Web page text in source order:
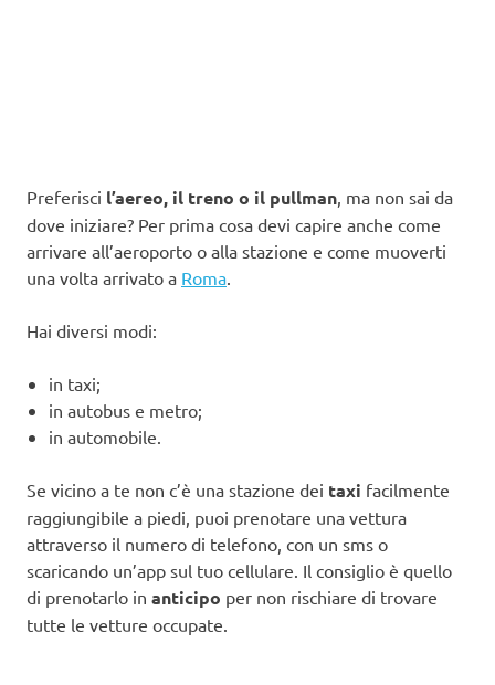
Preferisci l’aereo, il treno o il pullman, ma non sai da
dove iniziare? Per prima cosa devi capire anche come
arrivare all’aeroporto o alla stazione e come muoverti
una volta arrivato a Roma.
Hai diversi modi:
in taxi;
in autobus e metro;
in automobile.
Se vicino a te non c’è una stazione dei taxi facilmente
raggiungibile a piedi, puoi prenotare una vettura
attraverso il numero di telefono, con un sms o
scaricando un’app sul tuo cellulare. Il consiglio è quello
di prenotarlo in anticipo per non rischiare di trovare
tutte le vetture occupate.